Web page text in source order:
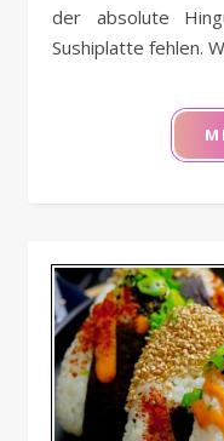
der absolute
Sushiplatte fehlen.